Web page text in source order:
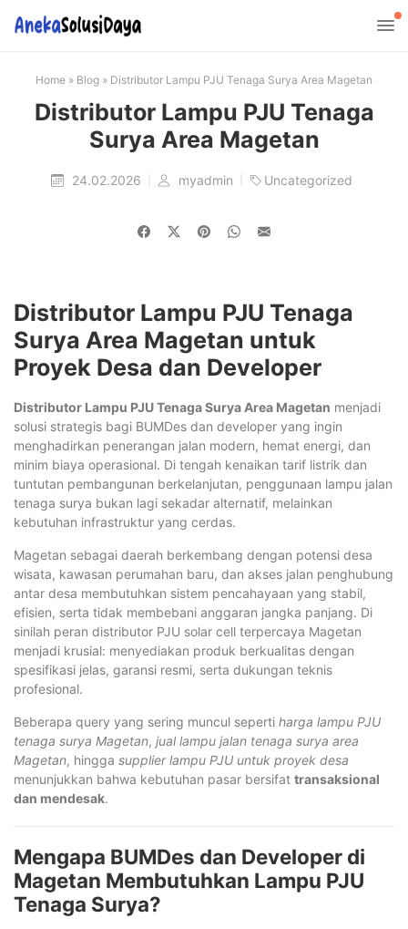
Home » Blog » Distributor Lampu PJU Tenaga Surya Area Magetan
Distributor Lampu PJU Tenaga
Surya Area Magetan
24.02.2026 myadmin Uncategorized
Distributor Lampu PJU Tenaga
Surya Area Magetan untuk
Proyek Desa dan Developer
Distributor Lampu PJU Tenaga Surya Area Magetan menjadi
solusi strategis bagi BUMDes dan developer yang ingin
menghadirkan penerangan jalan modern, hemat energi, dan
minim biaya operasional. Di tengah kenaikan tarif listrik dan
tuntutan pembangunan berkelanjutan, penggunaan lampu jalan
tenaga surya bukan lagi sekadar alternatif, melainkan
kebutuhan infrastruktur yang cerdas.
Magetan sebagai daerah berkembang dengan potensi desa
wisata, kawasan perumahan baru, dan akses jalan penghubung
antar desa membutuhkan sistem pencahayaan yang stabil,
efisien, serta tidak membebani anggaran jangka panjang. Di
sinilah peran distributor PJU solar cell terpercaya Magetan
menjadi krusial: menyediakan produk berkualitas dengan
spesifikasi jelas, garansi resmi, serta dukungan teknis
profesional.
Beberapa query yang sering muncul seperti harga lampu PJU
tenaga surya Magetan, jual lampu jalan tenaga surya area
Magetan, hingga supplier lampu PJU untuk proyek desa
menunjukkan bahwa kebutuhan pasar bersifat transaksional
dan mendesak.
Mengapa BUMDes dan Developer di
Magetan Membutuhkan Lampu PJU
Tenaga Surya?